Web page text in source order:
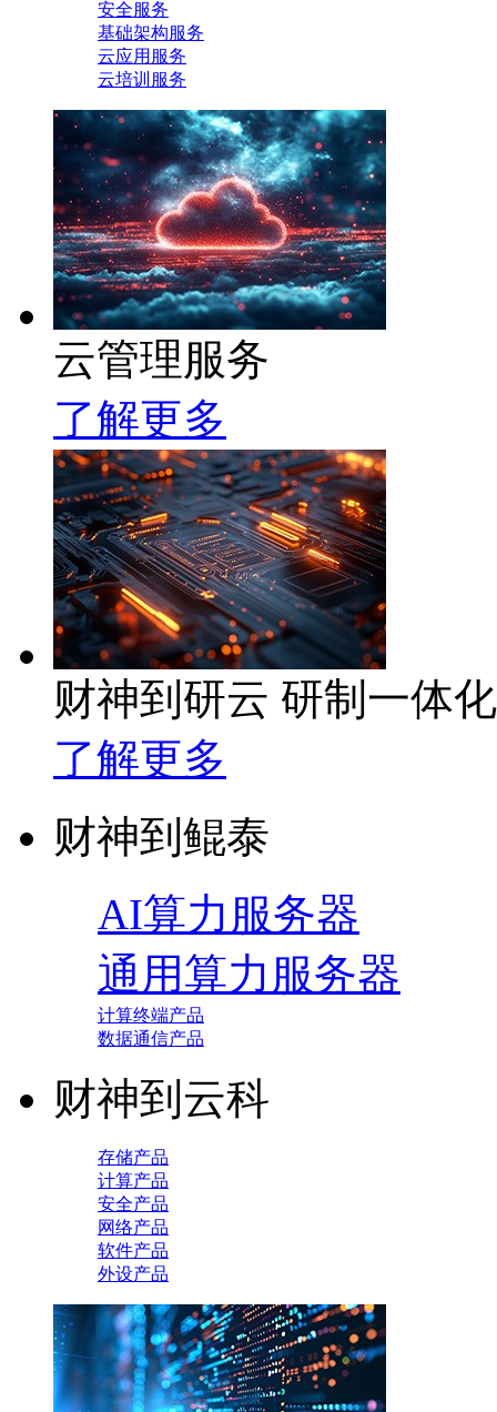
安全服务
基础架构服务
云应用服务
云培训服务
云管理服务
了解更多
财神到研云 研制一体
了解更多
财神到鲲泰
AI算力服务器
通用算力服务器
计算终端产品
数据通信产品
财神到云科
存储产品
计算产品
安全产品
网络产品
软件产品
外设产品